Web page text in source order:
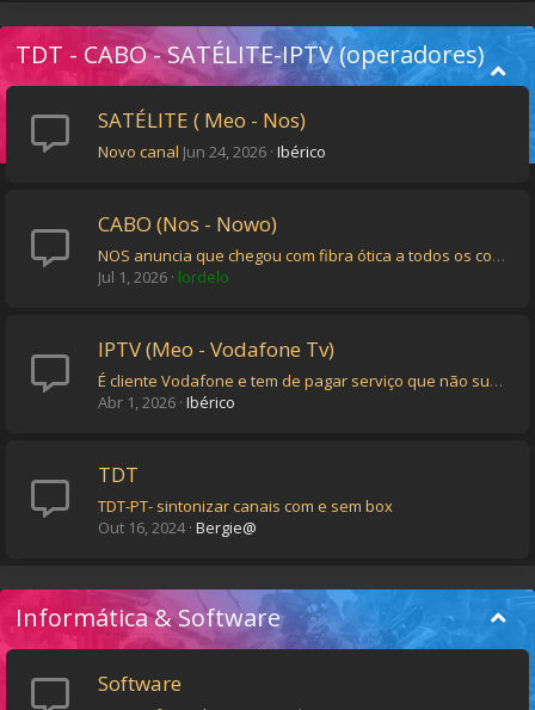
TDT - CABO - SATÉLITE-IPTV (operadores)
SATÉLITE ( Meo - Nos)
Novo canal Jun 24, 2026 Ibérico
CABO (Nos - Nowo)
NOS anuncia que chegou com fibra ótica a todos os concelhos portugueses
Jul 1, 2026 lordelo
IPTV (Meo - Vodafone Tv)
É cliente Vodafone e tem de pagar serviço que não subscreveu? O que fazer
Abr 1, 2026 Ibérico
TDT
TDT-PT- sintonizar canais com e sem box
Out 16, 2024 Bergie@
Informática & Software
Software